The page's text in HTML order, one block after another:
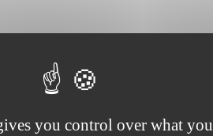
du BTS Bâtiment.
you control over what